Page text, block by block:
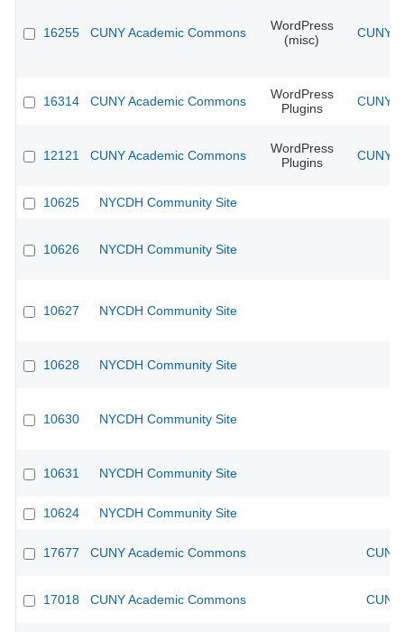
16255 CUNY Academic Commons
WordPress
(misc)
CUNY
16314 CUNY Academic Commons
WordPress
Plugins
CUNY
12121 CUNY Academic Commons
WordPress
Plugins
CUNY
10625 NYCDH Community Site
10626 NYCDH Community Site
10627 NYCDH Community Site
10628 NYCDH Community Site
10630 NYCDH Community Site
10631 NYCDH Community Site
10624 NYCDH Community Site
17677 CUNY Academic Commons
17018 CUNY Academic Commons